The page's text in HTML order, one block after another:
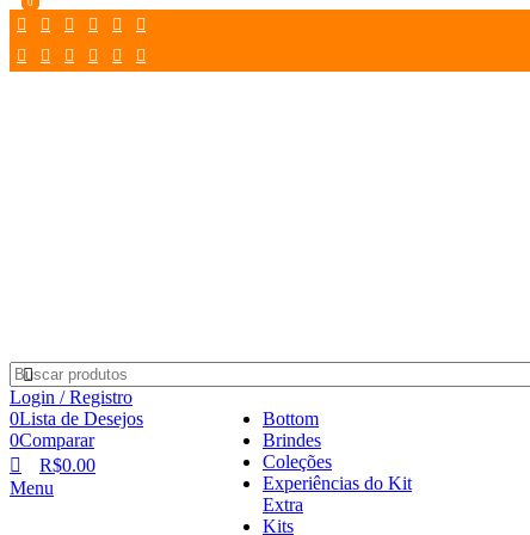
Bottom
Brindes
Coleções
Experiências do Kit
Extra
Kits
Login / Registro
0Lista de Desejos
0Comparar
0
R$0.00
Menu
0
0